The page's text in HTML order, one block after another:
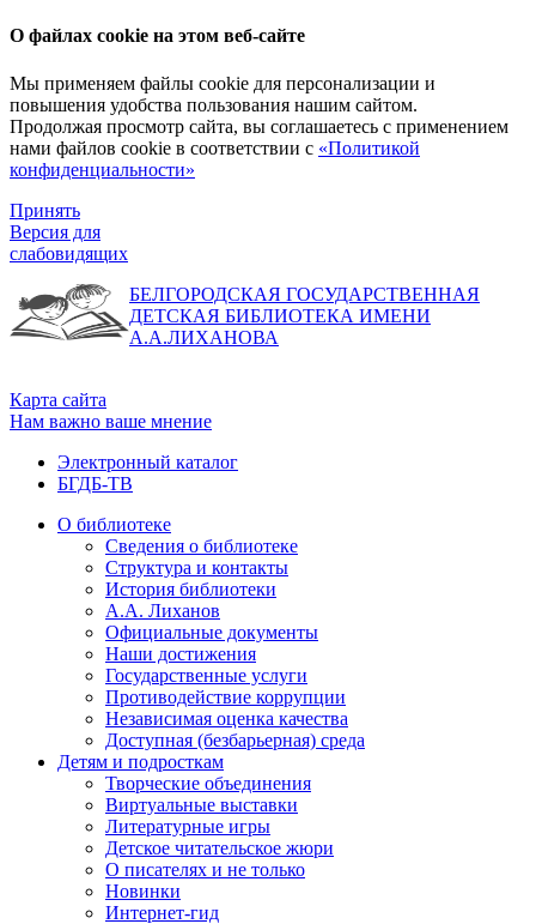
О файлах cookie на этом веб-сайте
Мы применяем файлы cookie для персонализации и
повышения удобства пользования нашим сайтом.
Продолжая просмотр сайта, вы соглашаетесь с применением
нами файлов cookie в соответствии с «Политикой
конфиденциальности»
Принять
Версия для
слабовидящих
БЕЛГОРОДСКАЯ ГОСУДАРСТВЕННАЯ
ДЕТСКАЯ БИБЛИОТЕКА ИМЕНИ
А.А.ЛИХАНОВА
Карта сайта
Нам важно ваше мнение
Электронный каталог
БГДБ-ТВ
О библиотеке
Сведения о библиотеке
Структура и контакты
История библиотеки
А.А. Лиханов
Официальные документы
Наши достижения
Государственные услуги
Противодействие коррупции
Независимая оценка качества
Доступная (безбарьерная) среда
Детям и подросткам
Творческие объединения
Виртуальные выставки
Литературные игры
Детское читательское жюри
О писателях и не только
Новинки
Интернет-гид